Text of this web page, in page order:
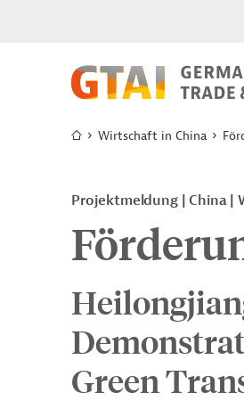
Wirtschaft in China
Projektmeldung China
Green